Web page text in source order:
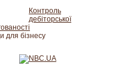
Контроль
дебіторської
для бізнесу